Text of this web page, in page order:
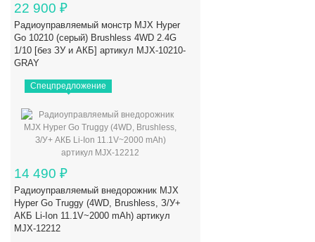
22 900 ₽
Радиоуправляемый монстр MJX Hyper
Go 10210 (серый) Brushless 4WD 2.4G
1/10 [без ЗУ и АКБ] артикул MJX-10210-
GRAY
Спецпредложение
14 490 ₽
Радиоуправляемый внедорожник MJX
Hyper Go Truggy (4WD, Brushless, З/У+
АКБ Li-Ion 11.1V~2000 mAh) артикул
MJX-12212